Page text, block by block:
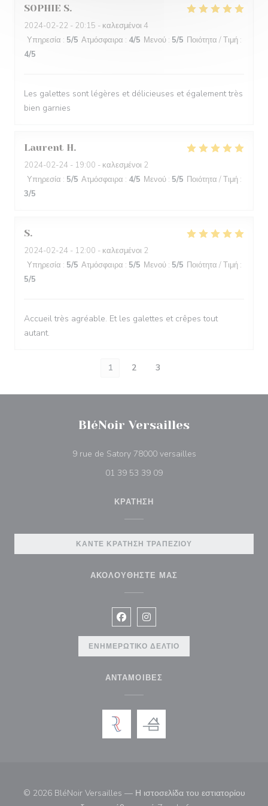
SOPHIE S
2024-02-22 - 20:15 - καλεσμένοι 4
Υπηρεσία : 5/5 Ατμόσφαιρα : 4/5 Μενού : 5/5 Ποιότητα / Τιμή :
4/5
Les galettes sont légères et délicieuses et également très
bien garnies
Laurent H
2024-02-24 - 19:00 - καλεσμένοι 2
Υπηρεσία : 5/5 Ατμόσφαιρα : 4/5 Μενού : 5/5 Ποιότητα / Τιμή :
3/5
S
2024-02-24 - 12:00 - καλεσμένοι 2
Υπηρεσία : 5/5 Ατμόσφαιρα : 5/5 Μενού : 5/5 Ποιότητα / Τιμή :
5/5
Accueil très agréable. Et les galettes et crêpes tout
autant.
1 2 3
BléNoir Versailles
9 rue de Satory 78000 versailles((ανοίγει σε νέο
01 39 53 39 09
ΚΡΆΤΗΣΗ
ΚΆΝΤΕ ΚΡΆΤΗΣΗ ΤΡΑΠΕΖΙΟΎ
ΑΚΟΛΟΥΘΉΣΤΕ ΜΑΣ
Facebook ((ανοίγει σε νέο
Instagram ((ανοίγει σε νέο
ΕΝΗΜΕΡΩΤΙΚΌ ΔΕΛΤΊΟ
ΑΝΤΑΜΟΙΒΈΣ
© 2026 BléNoir Versailles — Η ιστοσελίδα του εστιατορίου